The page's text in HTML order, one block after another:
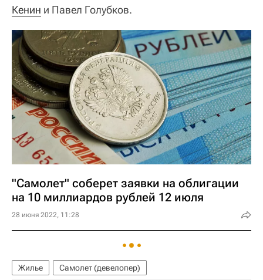
Кенин и Павел Голубков.
"Самолет" соберет заявки на облигации
на 10 миллиардов рублей 12 июля
28 июня 2022, 11:28
Жилье Самолет (девелопер)